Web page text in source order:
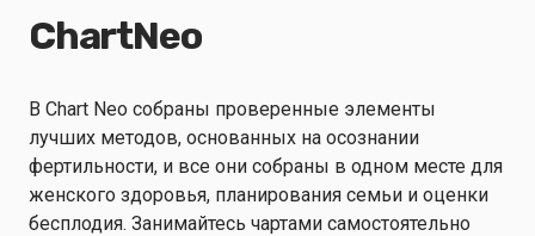
ChartNeo
В Chart Neo собраны проверенные элементы
лучших методов, основанных на осознании
фертильности, и все они собраны в одном месте для
женского здоровья, планирования семьи и оценки
бесплодия. Занимайтесь чартами самостоятельно